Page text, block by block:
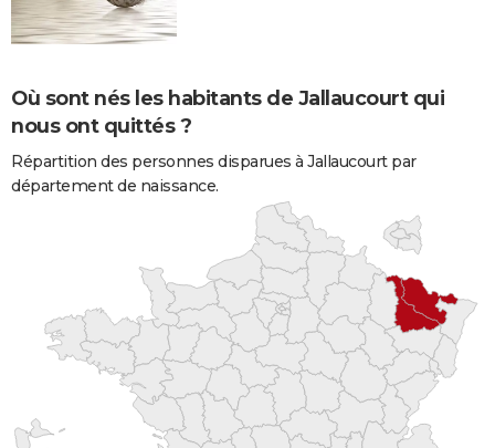
Où sont nés les habitants de Jallaucourt qui
nous ont quittés ?
Répartition des personnes disparues à Jallaucourt par
département de naissance.